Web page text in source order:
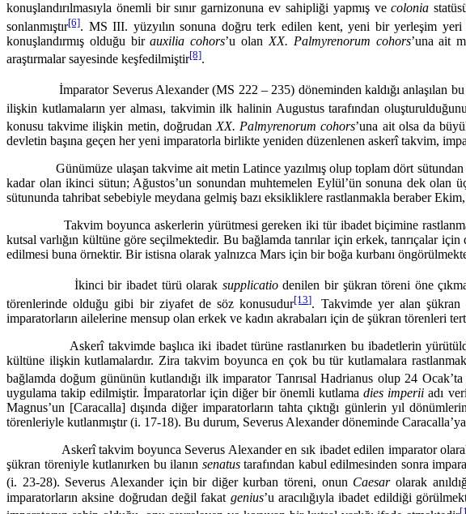
konuşlandırılmasıyla önemli bir sınır garnizonuna ev sahipliği yapmış vecolo­nia
sonlanmıştır[6]. MS III. yüzyılın sonuna doğru terk edilen kent, yeni bir yerleşim yeri
konuşlandırmış olduğu birauxilia cohors’u olan XX. Palmyre­norum cohors’una ait
araştırmalar sayesinde keşfedilmiştir[8].
İmparator Severus Alexander (MS 222 – 235) döneminden kaldığı anlaşılan bu
ilişkin kutlamaların yer alması, takvimin ilk halinin Augustus tarafından
konusu takvime ilişkin metin, doğrudan XX. Palmyrenorum cohors’una ait olsa da
devletin başına geçen her yeni imparatorla birlikte yeniden düzenle­nen askerî takvim,
Günümüze ulaşan takvime ait metin Latince yazılmış olup toplam dört sütundan
kadar olan ikinci sütun; Ağustos’un sonundan muhtemelen Eylül’ün sonuna dek olan
sütununda tahribat sebebiyle meydana gelmiş bazı eksikliklere rastlanmakla beraber
Takvim boyunca askerlerin yürütmesi gereken iki tür ibadet biçimine
kutsal varlığın kültüne göre seçilmektedir. Bu bağlamda tanrılar için erkek, tanrıçalar
edilmesi buna örnektir. Bir istisna olarak yalnızca Mars için bir boğa kurbanı
İkinci bir ibadet türü olarak supplicatiodenilen bir şükran töreni öne
törenlerinde olduğu gibi bir ziyafet de söz konusudur[13]. Takvimde yer alan şükran
imparatorların ailelerine mensup olan erkek ve kadın akrabaları için de şükran törenleri
Askerî takvimde başlıca iki ibadet türüne rastlanırken bu ibadetlerin yürütüldüğü
kültüne ilişkin kutlamalardır. Zira takvim boyunca en çok bu tür kutlamalara
bağlamda doğum gününün kutlandığı ilk imparator Tanrısal Hadrianus olup 24
uygulama takip edilmiştir. İmparatorlar için diğer bir önemli kutlamadies imperii adı
Magnus’un [Caracalla] dışında diğer imparatorların tahta çıktığı günlerin yıl
törenleriyle kutlanmıştır (i. 17-18). Bu durum, Severus Alexander döneminde
Askerî takvim boyunca Severus Alexander en sık ibadet edilen imparator olarak
şükran töreniyle kutlanırken bu ilanın senatustarafından kabul edilmesinden sonra
(i. 23-28). Severus Alexander için bir diğer kurban töreni, onun Caesarolarak
imparatorların aksine doğrudan değil fakat genius’u aracılığıyla ibadet edildiği